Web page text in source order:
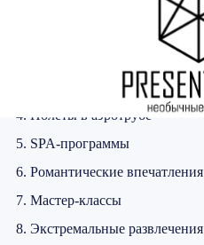
Полеты на воздушном шаре
Полеты на вертолете
Полеты в аэротрубе
SPA-программы
Романтические впечатления
Мастер-классы
Экстремальные развлечения